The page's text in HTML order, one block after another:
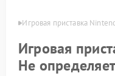
Игровая приставка
Игровая
Не